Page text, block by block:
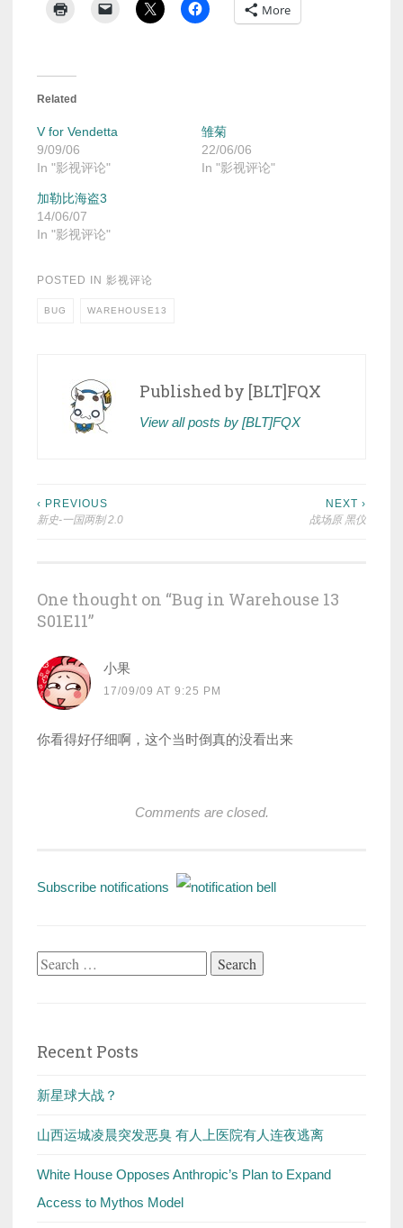
More
Related
V for Vendetta
9/09/06
In "影视评论"
雏菊
22/06/06
In "影视评论"
加勒比海盗3
14/06/07
In "影视评论"
POSTED IN 影视评论
BUG WAREHOUSE13
Published by [BLT]FQX
View all posts by [BLT]FQX
Post
‹ PREVIOUS
新史-一国两制 2.0
NEXT ›
战场原 黑仪
One thought on “Bug in Warehouse 13
S01E11”
小果
17/09/09 AT 9:25 PM
你看得好仔细啊，这个当时倒真的没看出来
Comments are closed.
Subscribe notifications
Search
Recent Posts
新星球大战？
山西运城凌晨突发恶臭 有人上医院有人连夜逃离
White House Opposes Anthropic’s Plan to Expand
Access to Mythos Model